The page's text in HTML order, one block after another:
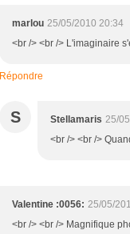
marlou 25/05/2010 20:34
<br /> <br /> L'imaginaire
Répondre
S Stellamaris 25/
<br /> <br />
Valentine :0056: 25/05/
<br /> <br /> Magnifique